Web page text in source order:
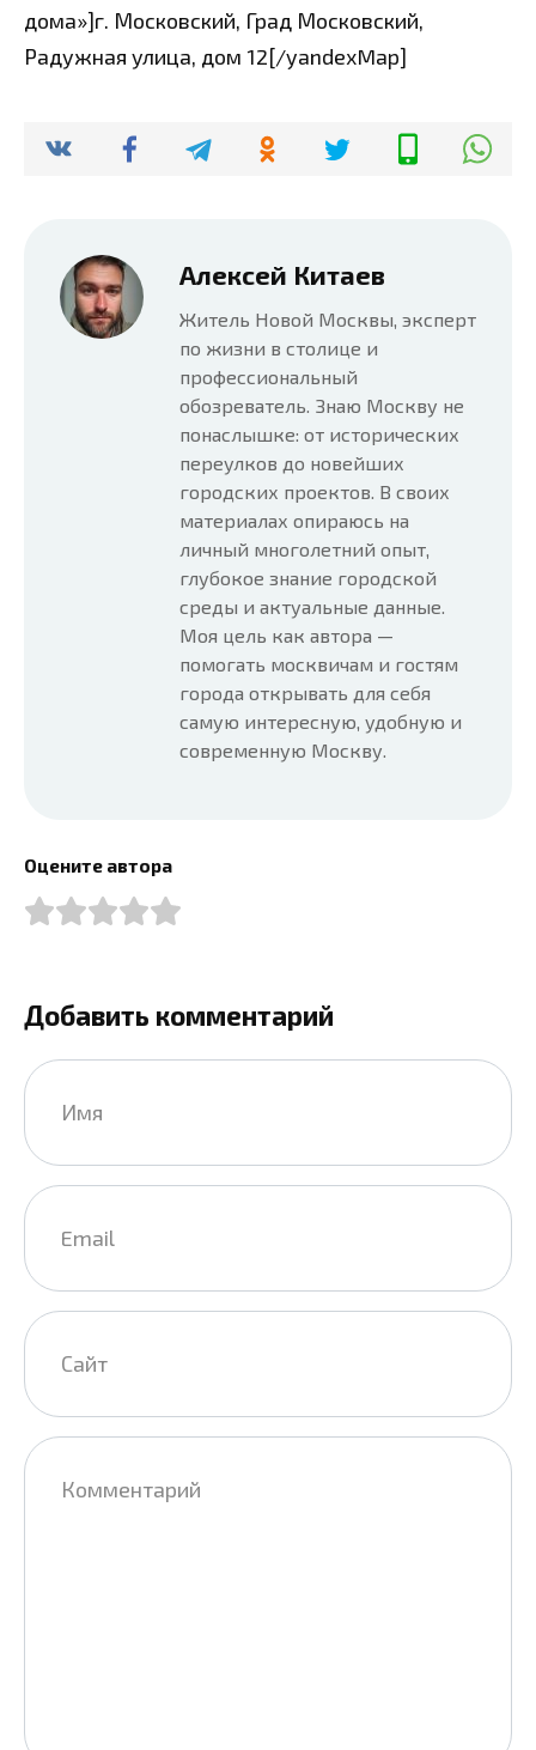
дома»]г. Московский, Град Московский,
Радужная улица, дом 12[/yandexMap]
Алексей Китаев
Житель Новой Москвы, эксперт
по жизни в столице и
профессиональный
обозреватель. Знаю Москву не
понаслышке: от исторических
переулков до новейших
городских проектов. В своих
материалах опираюсь на
личный многолетний опыт,
глубокое знание городской
среды и актуальные данные.
Моя цель как автора —
помогать москвичам и гостям
города открывать для себя
самую интересную, удобную и
современную Москву.
Оцените автора
Добавить комментарий
Имя
Email
Сайт
Комментарий